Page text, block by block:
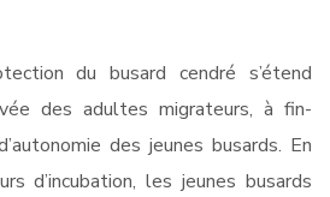
du busard cendré s’étend
des adultes migrateurs, à fin-
des jeunes busards. En
d’incubation, les jeunes busards